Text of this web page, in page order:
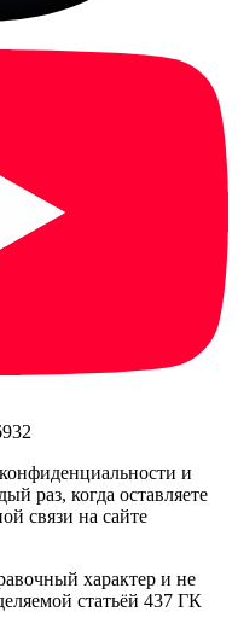
и
раз, когда оставляете
связи на сайте
характер и не
статьёй 437 ГК